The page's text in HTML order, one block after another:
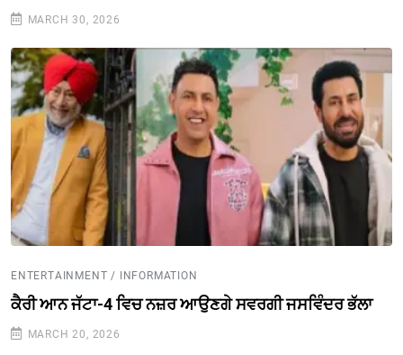
MARCH 30, 2026
ENTERTAINMENT / INFORMATION
ਕੈਰੀ ਆਨ ਜੱਟਾ-4 ਵਿਚ ਨਜ਼ਰ ਆਉਣਗੇ ਸਵਰਗੀ ਜਸਵਿੰਦਰ ਭੱਲਾ
MARCH 20, 2026